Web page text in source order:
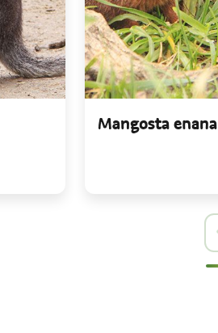
Mangosta enana